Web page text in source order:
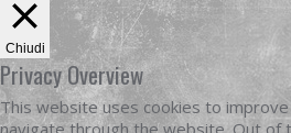
Chiudi
Privacy Overview
This website uses cookies to
navigate through the website. Out of